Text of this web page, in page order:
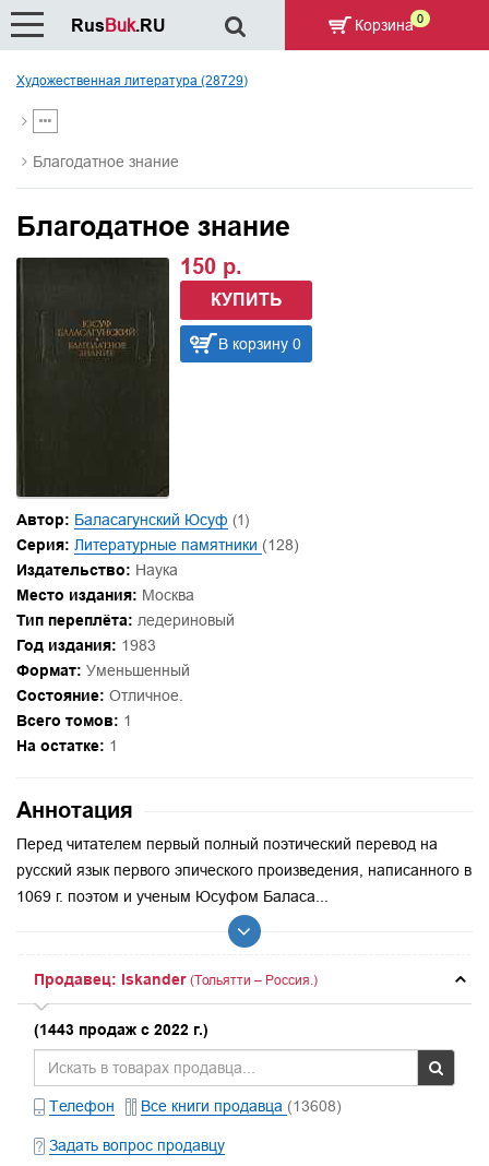
Художественная литература (28729)
Благодатное знание
Благодатное знание
150 р.
КУПИТЬ
В корзину 0
Автор: Баласагунский Юсуф (1)
Серия: Литературные памятники (128)
Издательство: Наука
Место издания: Москва
Тип переплёта: ледериновый
Год издания: 1983
Формат: Уменьшенный
Состояние: Отличное.
Всего томов: 1
На остатке: 1
Аннотация
Перед читателем первый полный поэтический перевод на
русский язык первого эпического произведения, написанного в
1069 г. поэтом и ученым Юсуфом Баласа...
Продавец: Iskander (Тольятти – Россия.)
(1443 продаж с 2022 г.)
Телефон Все книги продавца (13608)
Задать вопрос продавцу
RusBuk.RU Корзина 0